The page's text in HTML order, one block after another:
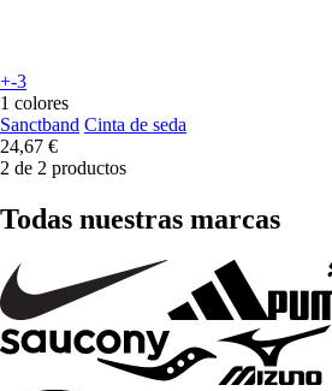
+-3
1 colores
Sanctband Cinta de seda
24,67 €
2 de 2 productos
Todas nuestras marcas